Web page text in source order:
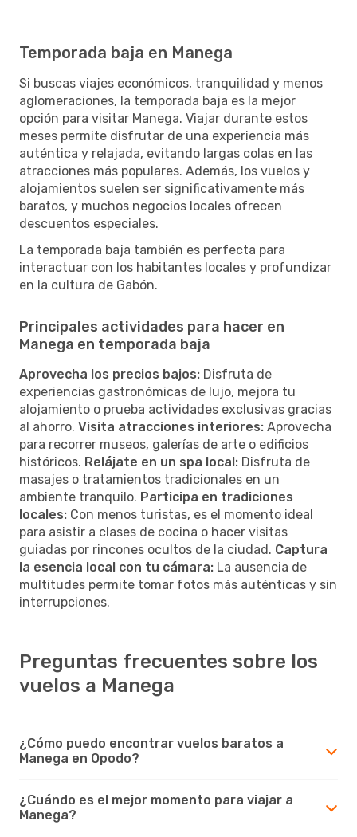
Temporada baja en Manega
Si buscas viajes económicos, tranquilidad y menos
aglomeraciones, la temporada baja es la mejor
opción para visitar Manega. Viajar durante estos
meses permite disfrutar de una experiencia más
auténtica y relajada, evitando largas colas en las
atracciones más populares. Además, los vuelos y
alojamientos suelen ser significativamente más
baratos, y muchos negocios locales ofrecen
descuentos especiales.
La temporada baja también es perfecta para
interactuar con los habitantes locales y profundizar
en la cultura de Gabón.
Principales actividades para hacer en
Manega en temporada baja
Aprovecha los precios bajos: Disfruta de
experiencias gastronómicas de lujo, mejora tu
alojamiento o prueba actividades exclusivas gracias
al ahorro. Visita atracciones interiores: Aprovecha
para recorrer museos, galerías de arte o edificios
históricos. Relájate en un spa local: Disfruta de
masajes o tratamientos tradicionales en un
ambiente tranquilo. Participa en tradiciones
locales: Con menos turistas, es el momento ideal
para asistir a clases de cocina o hacer visitas
guiadas por rincones ocultos de la ciudad. Captura
la esencia local con tu cámara: La ausencia de
multitudes permite tomar fotos más auténticas y sin
interrupciones.
Preguntas frecuentes sobre los
vuelos a Manega
¿Cómo puedo encontrar vuelos baratos a
Manega en Opodo?
¿Cuándo es el mejor momento para viajar a
Manega?